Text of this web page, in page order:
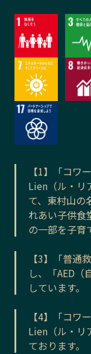
【1】「コワ
Lien（ル・リ
て、東村山の
れあい子供食
の一部を子育
【3】「普通
し、「AED（
しています。
【4】「コワ
Lien（ル・リ
ております。